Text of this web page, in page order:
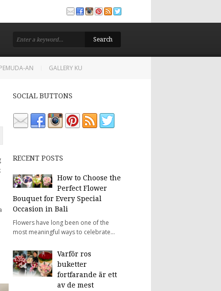
AN GALLERY KU
SOCIAL BUTTONS
RECENT POSTS
How to Choose the
Perfect Flower
Bouquet for Every Special
Occasion in Bali
Flowers have long been one of the
most meaningful ways to celebrate...
Varför ros
buketter
fortfarande är ett
av de mest